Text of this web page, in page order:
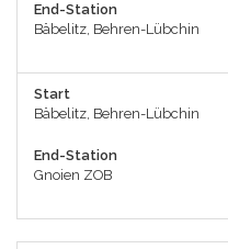
End-Station
Bäbelitz, Behren-Lübchin
Start
Bäbelitz, Behren-Lübchin
End-Station
Gnoien ZOB